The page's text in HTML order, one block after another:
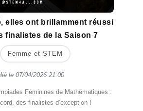
elles ont brillamment réussi
finalistes de la Saison 7
Femme et STEM
le 07/04/2026 21:00
Féminines de Mathématiques :
des finalistes d’exception !